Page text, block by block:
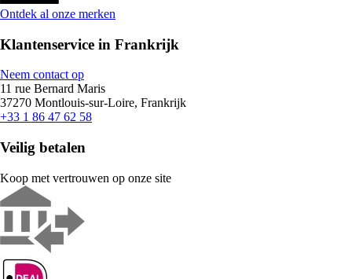
Ontdek al onze merken
Klantenservice in Frankrijk
Neem contact op
11 rue Bernard Maris
37270 Montlouis-sur-Loire, Frankrijk
+33 1 86 47 62 58
Veilig betalen
Koop met vertrouwen op onze site